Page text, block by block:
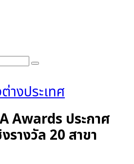
Search
างประเทศ
Awards ประกาศ
รางวัล 20 สาขา